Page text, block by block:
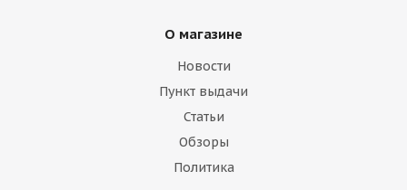
О магазине
Новости
Пункт выдачи
Статьи
Обзоры
Политика